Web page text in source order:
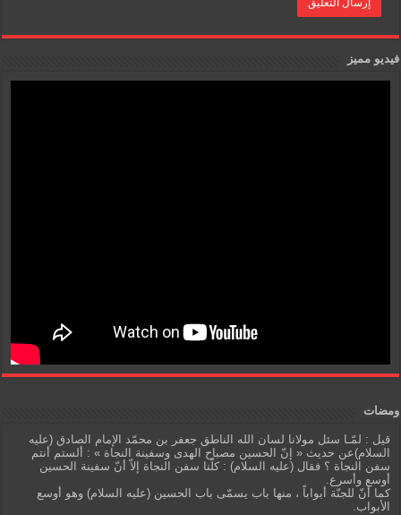
فيديو مميز
ومضات
قيل : لمّـا سئل مولانا لسان الله الناطق جعفر بن محمّد الإمام الصادق (عليه
السلام)عن حديث « إنّ الحسين مصباح الهدى وسفينة النجاة » : ألستم أنتم
سفن النجاة ؟ فقال (عليه السلام) : كلّنا سفن النجاة إلاّ أنّ سفينة الحسين
أوسع وأسرع.
كما أنّ للجنّة أبواباً ، منها باب يسمّى باب الحسين (عليه السلام) وهو أوسع
الأبواب.